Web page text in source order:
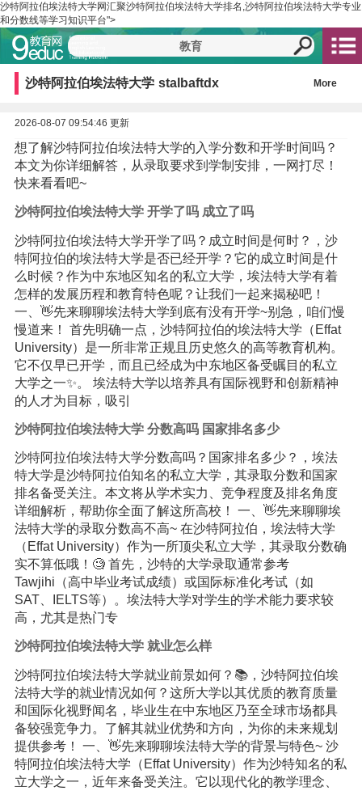
沙特阿拉伯埃法特大学网汇聚沙特阿拉伯埃法特大学排名,沙特阿拉伯埃法特大学专业
和分数线等学习知识平台">
沙特阿拉伯埃法特大学 stalbaftdx More
2026-08-07 09:54:46 更新
想了解沙特阿拉伯埃法特大学的入学分数和开学时间吗？
本文为你详细解答，从录取要求到学制安排，一网打尽！
快来看看吧~
沙特阿拉伯埃法特大学 开学了吗 成立了吗
沙特阿拉伯埃法特大学开学了吗？成立时间是何时？，沙
特阿拉伯的埃法特大学是否已经开学？它的成立时间是什
么时候？作为中东地区知名的私立大学，埃法特大学有着
怎样的发展历程和教育特色呢？让我们一起来揭秘吧！
一、👋先来聊聊埃法特大学到底有没有开学~别急，咱们慢
慢道来！ 首先明确一点，沙特阿拉伯的埃法特大学（Effat
University）是一所非常正规且历史悠久的高等教育机构。
它不仅早已开学，而且已经成为中东地区备受瞩目的私立
大学之一✨。 埃法特大学以培养具有国际视野和创新精神
的人才为目标，吸引
沙特阿拉伯埃法特大学 分数高吗 国家排名多少
沙特阿拉伯埃法特大学分数高吗？国家排名多少？，埃法
特大学是沙特阿拉伯知名的私立大学，其录取分数和国家
排名备受关注。本文将从学术实力、竞争程度及排名角度
详细解析，帮助你全面了解这所高校！ 一、👋先来聊聊埃
法特大学的录取分数高不高~ 在沙特阿拉伯，埃法特大学
（Effat University）作为一所顶尖私立大学，其录取分数确
实不算低哦！🧐 首先，沙特的大学录取通常参考
Tawjihi（高中毕业考试成绩）或国际标准化考试（如
SAT、IELTS等）。埃法特大学对学生的学术能力要求较
高，尤其是热门专
沙特阿拉伯埃法特大学 就业怎么样
沙特阿拉伯埃法特大学就业前景如何？📚，沙特阿拉伯埃
法特大学的就业情况如何？这所大学以其优质的教育质量
和国际化视野闻名，毕业生在中东地区乃至全球市场都具
备较强竞争力。了解其就业优势和方向，为你的未来规划
提供参考！ 一、👋先来聊聊埃法特大学的背景与特色~ 沙
特阿拉伯埃法特大学（Effat University）作为沙特知名的私
立大学之一，近年来备受关注。它以现代化的教学理念、